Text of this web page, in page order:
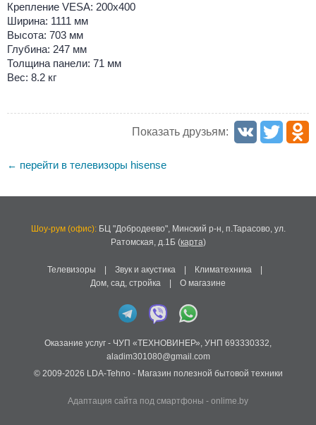
Крепление VESA: 200x400
Ширина: 1111 мм
Высота: 703 мм
Глубина: 247 мм
Толщина панели: 71 мм
Вес: 8.2 кг
Показать друзьям:
← перейти в телевизоры hisense
Шоу-рум (офис):БЦ "Добродеево", Минский р-н, п.Тарасово, ул.
Ратомская, д.1Б(карта)
Телевизоры Звук и акустика Климатехника
Дом, сад, стройка
О магазине
Оказание услуг - ЧУП «ТЕХНОВИНЕР», УНП 693330332,
aladim301080@gmail.com
© 2009-2026 LDA-Tehno - Магазин полезной бытовой техники
Адаптация сайта под смартфоны - onlime.by